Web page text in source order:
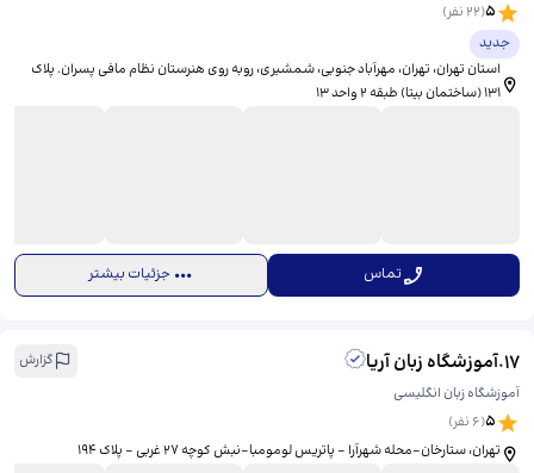
5
(
22نفر)
جدید
استان تهران، تهران، مهرآباد جنوبی، شمشیری، ​روبه روی هنرستان نظام مافی پسران. پلاک
۱۳۱ (ساختمان بیتا) طبقه ۲ واحد ۱۳
تماس جزئیات بیشتر
17
.آموزشگاه زبان آریا
گزارش
آموزشگاه زبان انگلیسی
5
(
6 نفر)
تهران، ستارخان-محله شهرآرا - پاتریس لومومبا-نبش کوچه ۲۷ غربی - پلاک ۱۹۴